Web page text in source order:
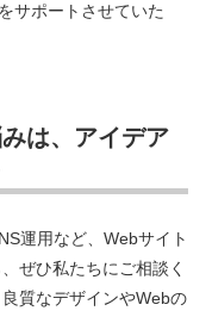
サポートさせていた
は、アイデア
運用など、Webサイト
ぜひ私たちにご相談く
質なデザインやWebの